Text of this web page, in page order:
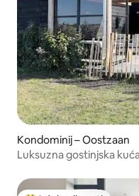
Kondominij – Oostzaan
Luksuzna gostinjska